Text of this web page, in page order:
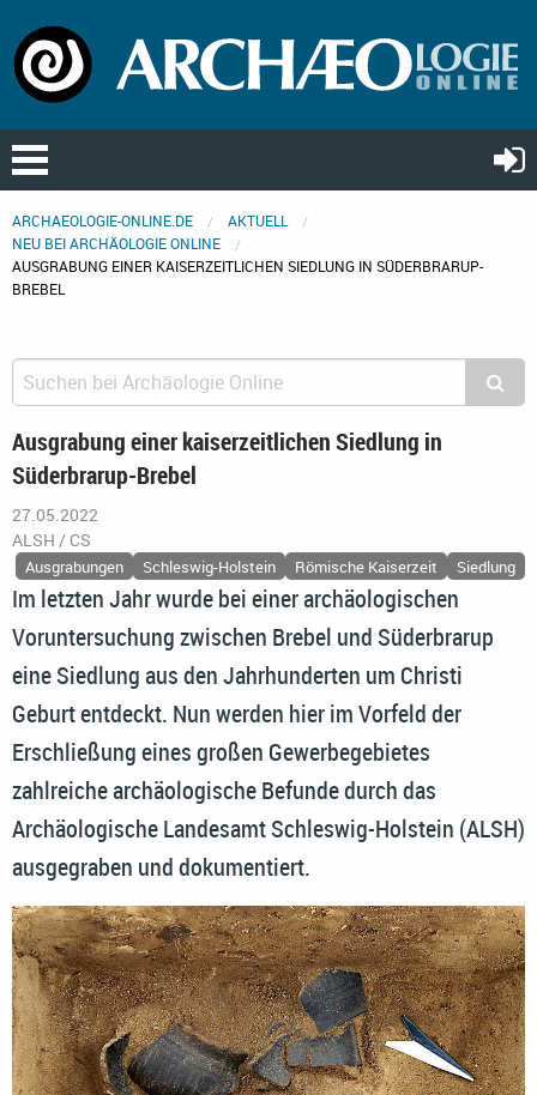
ARCHAEOLOGIE-ONLINE.DE
AKTUELL
NEU BEI ARCHÄOLOGIE ONLINE
AUSGRABUNG EINER KAISERZEITLICHEN SIEDLUNG IN SÜDERBRARUP-
BREBEL
Ausgrabung einer kaiserzeitlichen Siedlung in
Süderbrarup-Brebel
27.05.2022
ALSH / CS
Ausgrabungen Schleswig-Holstein Römische Kaiserzeit Siedlung
Im letzten Jahr wurde bei einer archäologischen
Voruntersuchung zwischen Brebel und Süderbrarup
eine Siedlung aus den Jahrhunderten um Christi
Geburt entdeckt. Nun werden hier im Vorfeld der
Erschließung eines großen Gewerbegebietes
zahlreiche archäologische Befunde durch das
Archäologische Landesamt Schleswig-Holstein (ALSH)
ausgegraben und dokumentiert.